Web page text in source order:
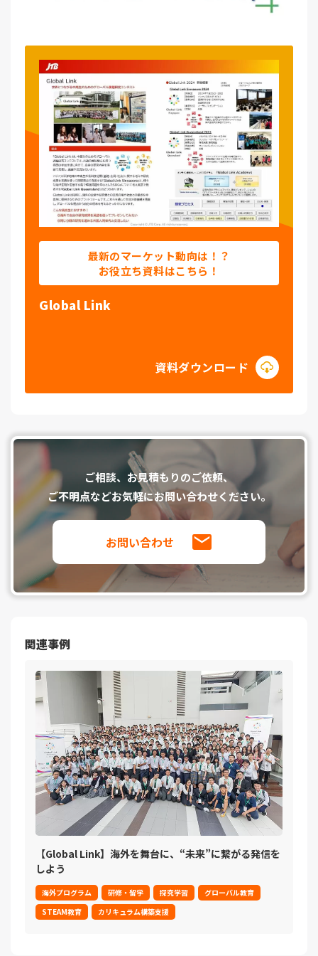
最新のマーケット動向は！？
お役立ち資料はこちら！
Global Link
資料ダウンロード
ご相談、お⾒積もりのご依頼、
ご不明点などお気軽にお問い合わせください。
お問い合わせ
関連事例
【Global Link】海外を舞台に、“未来”に繋がる発信を
しよう
海外プログラム 研修・留学 探究学習
グローバル教育
STEAM教育
カリキュラム構築支援